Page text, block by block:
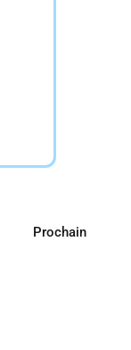
Prochain